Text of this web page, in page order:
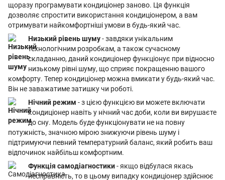
щоразу програмувати кондиціонер заново. Ця функція
дозволяє спростити використання кондиціонером, а вам
отримувати найкомфортніші умови в будь-який час.
Низький рівень шуму- завдяки унікальним
технологічним розробкам, а також сучасному
складанню, даний кондиціонер функціонує при відносно
низькому рівні шуму, що сприяє покращенню вашого
комфорту. Тепер кондиціонер можна вмикати у будь-який час.
Він не заважатиме затишку чи роботі.
Нічний режим - з цією функцією ви можете включати
кондиціонер навіть у нічний час доби, коли ви вирушаєте
до сну. Модель буде функціонувати не на повну
потужність, значною мірою знижуючи рівень шуму і
підтримуючи певний температурний баланс, який робить ваш
відпочинок найбільш комфортним.
Функція самодіагностики- якщо відбулася якась
несправність, то в цьому випадку кондиціонер здійснює